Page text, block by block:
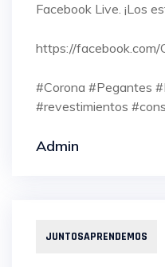
Facebook Live. ¡Los
https://facebook.com/
#Corona #Pegantes
#revestimientos
Admin
JUNTOSAPRENDEMOS